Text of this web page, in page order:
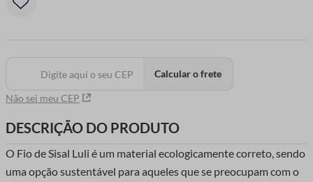
Não sei meu CEP
Calcular o frete
DESCRIÇÃO DO PRODUTO
O Fio de Sisal Luli é um material ecologicamente correto, sendo
uma opção sustentável para aqueles que se preocupam com o